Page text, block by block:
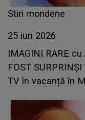
Stiri mondene
25 iun 2026
IMAGINI RARE
FOST
TV în vacanță în